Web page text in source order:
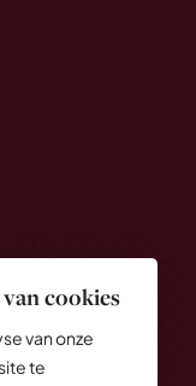
cookies
van onze
te